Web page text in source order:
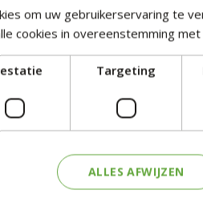
om uw gebruikerservaring te
cookies in overeenstemming met
Targeting
ALLES AFWIJZEN